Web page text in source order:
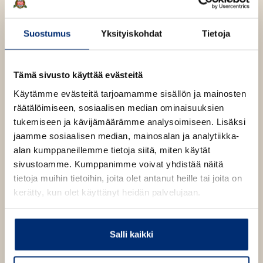
Suostumus Yksityiskohdat Tietoja
Tämä sivusto käyttää evästeitä
Käytämme evästeitä tarjoamamme sisällön ja mainosten
räätälöimiseen, sosiaalisen median ominaisuuksien
tukemiseen ja kävijämäärämme analysoimiseen. Lisäksi
jaamme sosiaalisen median, mainosalan ja analytiikka-
alan kumppaneillemme tietoja siitä, miten käytät
sivustoamme. Kumppanimme voivat yhdistää näitä
tietoja muihin tietoihin, joita olet antanut heille tai joita on
kerätty, kun olet käyttänyt heidän palvelujaan.
Salli kaikki
ä
i
l
h
t
e
e
n
n
ä
l
l
h
kirjailija, joka tunnetaan parhaiten historiallisestaThe
julkaissut 17 kirjaa, ja hänen tuotantoaan on käännetty
parillekymmenelle kielelle.
Lue lisää tekijästä
W
i
l
b
u
r
S
m
i
O
a
O
a